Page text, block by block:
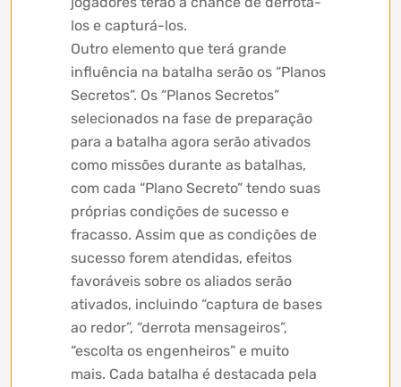
los e capturá-los.
Outro elemento que terá grande
influência na batalha serão os “Planos
Secretos”. Os “Planos Secretos”
selecionados na fase de preparação
para a batalha agora serão ativados
como missões durante as batalhas,
com cada “Plano Secreto” tendo suas
próprias condições de sucesso e
fracasso. Assim que as condições de
sucesso forem atendidas, efeitos
favoráveis ​​sobre os aliados serão
ativados, incluindo “captura de bases
ao redor”, “derrota mensageiros”,
“escolta os engenheiros” e muito
mais. Cada batalha é destacada pela